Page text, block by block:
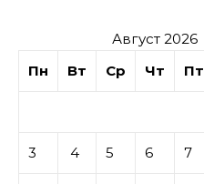
Август 2026
Пн
Вт Ср Чт Пт
3 4 5 6 7